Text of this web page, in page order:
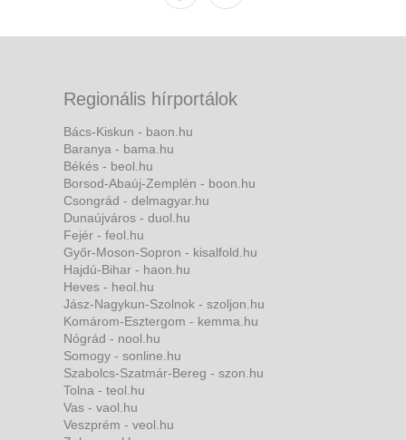
Regionális hírportálok
Bács-Kiskun - baon.hu
Baranya - bama.hu
Békés - beol.hu
Borsod-Abaúj-Zemplén - boon.hu
Csongrád - delmagyar.hu
Dunaújváros - duol.hu
Fejér - feol.hu
Győr-Moson-Sopron - kisalfold.hu
Hajdú-Bihar - haon.hu
Heves - heol.hu
Jász-Nagykun-Szolnok - szoljon.hu
Komárom-Esztergom - kemma.hu
Nógrád - nool.hu
Somogy - sonline.hu
Szabolcs-Szatmár-Bereg - szon.hu
Tolna - teol.hu
Vas - vaol.hu
Veszprém - veol.hu